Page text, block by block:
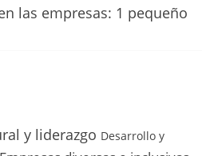
las empresas: 1 pequeño
y liderazgo Desarrollo y